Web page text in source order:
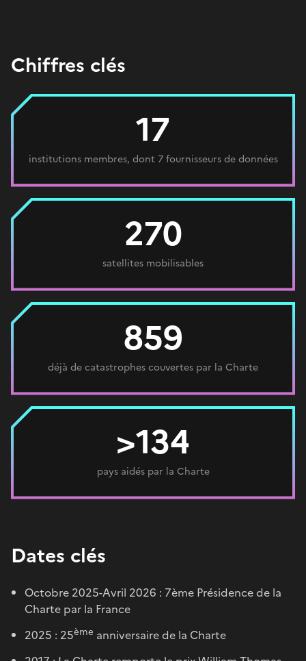
Chiffres clés
17
institutions membres, dont 7 fournisseurs de données
270
satellites mobilisables
859
déjà de catastrophes couvertes par la Charte
>134
pays aidés par la Charte
Dates clés
Octobre 2025-Avril 2026 : 7ème Présidence de la
Charte par la France
2025 : 25ème anniversaire de la Charte